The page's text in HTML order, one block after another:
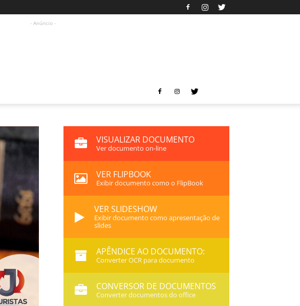
- Anúncio -
VISUALIZAR DOCUMENTO
Ver documento on-line
VER FLIPBOOK
Exibir documento como o FlipBook
VER SLIDESHOW
Exibir documento como apresentação de
slides
APÊNDICE AO DOCUMENTO:
Converter OCR para documento
CONVERSOR DE DOCUMENTOS
Converter documentos do office